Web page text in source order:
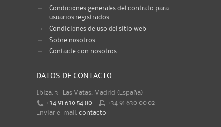
Condiciones generales del contrato para
usuarios registrados
Condiciones de uso del sitio web
Sobre nosotros
Contacte con nosotros
DATOS DE CONTACTO
Ibiza, 3 · Las Matas, Madrid (España)
+34 91 630 54 80 -
+34 91 630 00 02
Enviar e-mail: contacto